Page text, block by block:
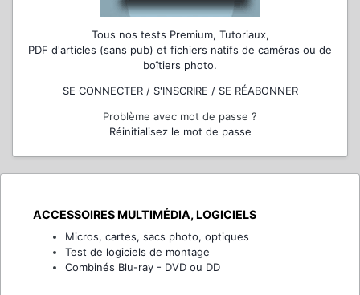
Tous nos tests Premium, Tutoriaux,
PDF d'articles (sans pub) et fichiers natifs de caméras ou de
boîtiers photo.
SE CONNECTER / S'INSCRIRE / SE RÉABONNER
Problème avec mot de passe ?
Réinitialisez le mot de passe
ACCESSOIRES MULTIMÉDIA, LOGICIELS
Micros, cartes, sacs photo, optiques
Test de logiciels de montage
Combinés Blu-ray - DVD ou DD